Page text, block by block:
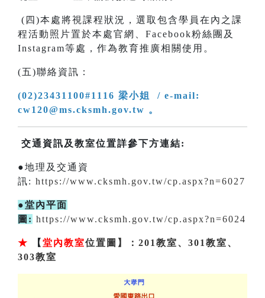
(四)本處將視課程狀況，選取包含學員在內之課
程活動照片置於本處官網、Facebook粉絲團及
Instagram等處，作為教育推廣相關使用。
(五)聯絡資訊：
(02)23431100#1116 梁小姐 / e-mail:
cw120@ms.cksmh.gov.tw 。
交通資訊及教室位置詳參下方連結:
●地理及交通資
訊: https://www.cksmh.gov.tw/cp.aspx?n=6027
●堂內平面
圖: https://www.cksmh.gov.tw/cp.aspx?n=6024
★ 【 堂內教室位置圖】：201教室、301教室、
303教室